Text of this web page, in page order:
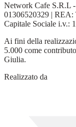
Network Cafe S.R.L
01306520329 | REA:
Capitale Sociale i.v.:
Ai fini della
5.000 come
Giulia.
Realizzato da